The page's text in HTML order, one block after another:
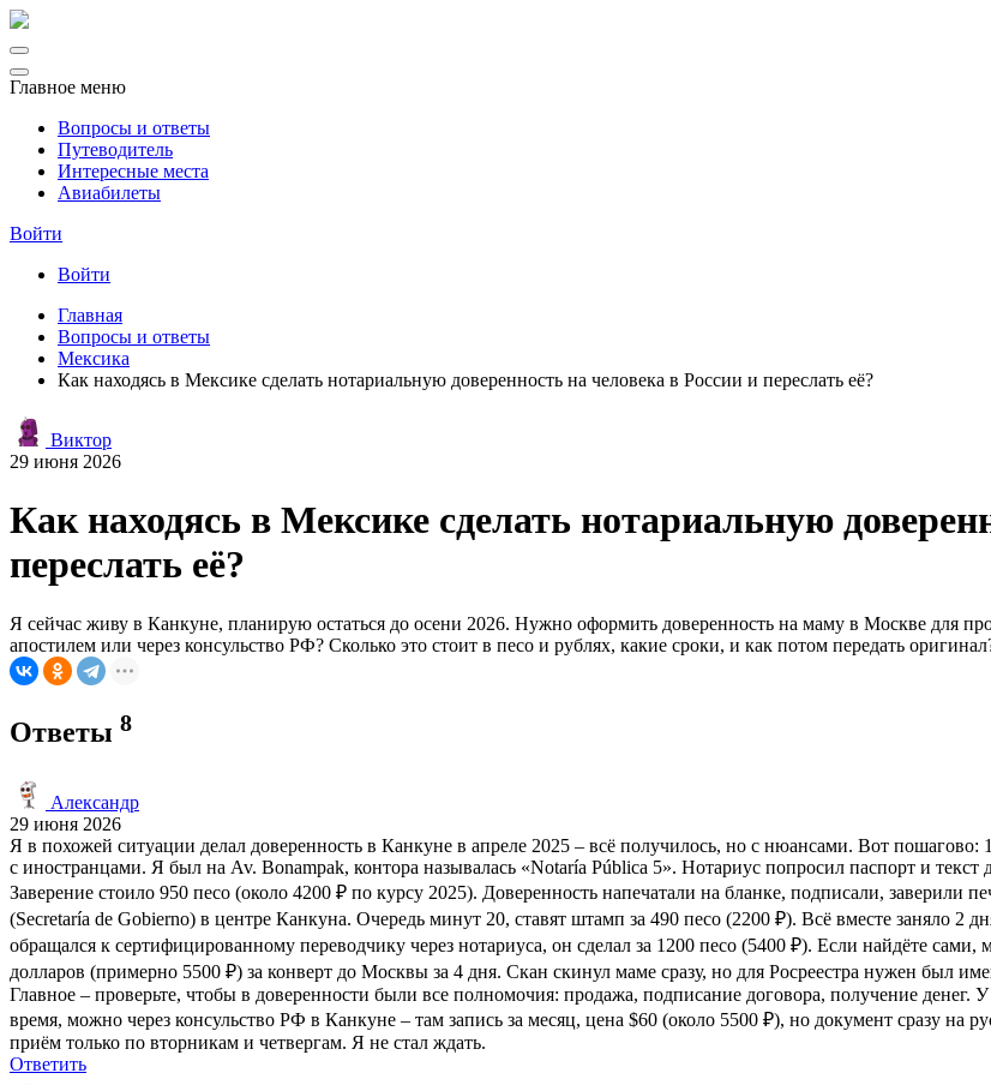
Главное меню
Вопросы и ответы
Путеводитель
Интересные места
Авиабилеты
Войти
Войти
Главная
Вопросы и ответы
Мексика
Как находясь в Мексике сделать нотариальную доверенность на человека в России и переслать её?
Виктор
29 июня 2026
Как находясь в Мексике сделать нотариальную
переслать её?
Я сейчас живу в Канкуне, планирую остаться до осени 2026. Нужно оформить доверенность на маму в Москве для
апостилем или через консульство РФ? Сколько это стоит в песо и рублях, какие сроки, и как потом передать
Ответы 8
Александр
29 июня 2026
Я в похожей ситуации делал доверенность в Канкуне в апреле 2025 – всё получилось, но с нюансами. Вот
с иностранцами. Я был на Av. Bonampak, контора называлась «Notaría Pública 5». Нотариус попросил паспорт и текст
Заверение стоило 950 песо (около 4200 ₽ по курсу 2025). Доверенность напечатали на бланке, подписали, заверили
(Secretaría de Gobierno) в центре Канкуна. Очередь минут 20, ставят штамп за 490 песо (2200 ₽). Всё вместе заняло 2
обращался к сертифицированному переводчику через нотариуса, он сделал за 1200 песо (5400 ₽). Если найдёте
долларов (примерно 5500 ₽) за конверт до Москвы за 4 дня. Скан скинул маме сразу, но для Росреестра нужен был
Главное – проверьте, чтобы в доверенности были все полномочия: продажа, подписание договора, получение денег.
время, можно через консульство РФ в Канкуне – там запись за месяц, цена $60 (около 5500 ₽), но документ сразу на
приём только по вторникам и четвергам. Я не стал ждать.
Ответить